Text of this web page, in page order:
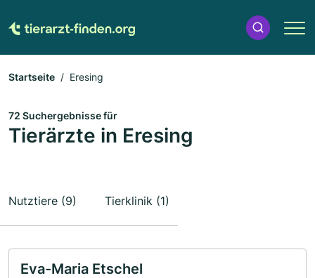
Startseite Eresing
72 Suchergebnisse für
Tierärzte in Eresing
Nutztiere (9) Tierklinik (1)
Eva-Maria Etschel